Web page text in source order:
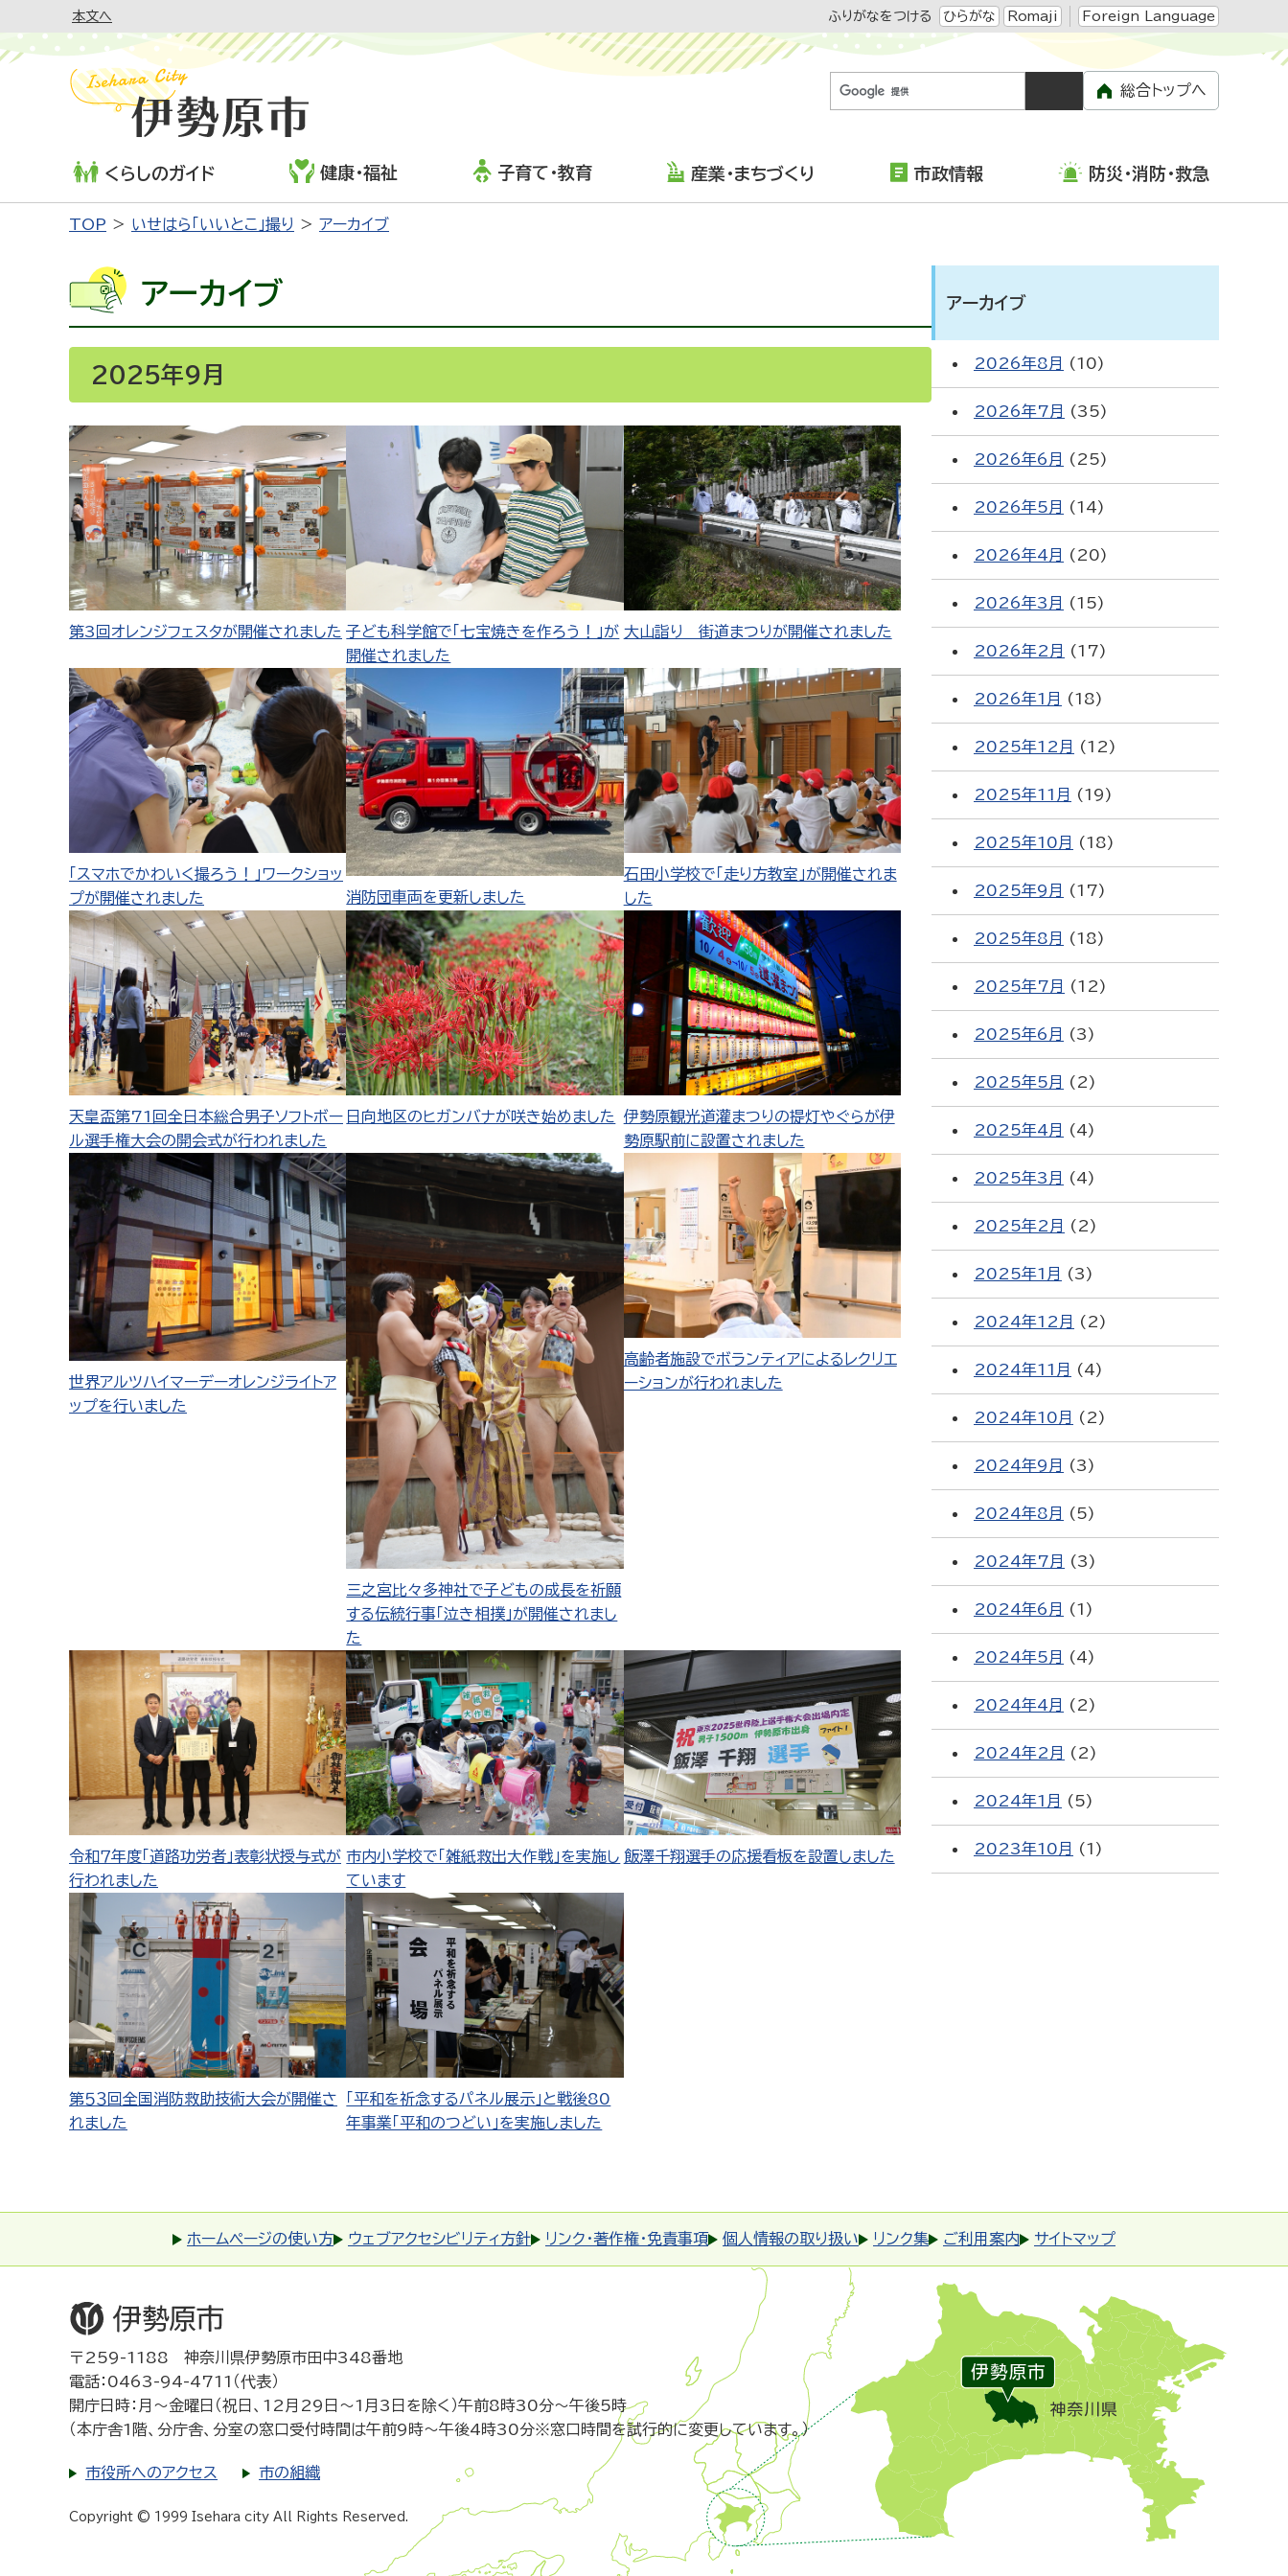
本文へ ふりがなをつける ひらがな Romaji Foreign Language
総合トップへ
くらしのガイド 健康・福祉 子育て・教育 産業・まちづくり 市政情報 防災・消防・救急
TOP いせはら「いいとこ」撮り アーカイブ
アーカイブ
2025年9月
第3回オレンジフェスタが開催されました 子ども科学館で「七宝焼きを作ろう！」が
開催されました
大山詣り 街道まつりが開催されました
「スマホでかわいく撮ろう！」ワークショッ
プが開催されました
消防団車両を更新しました
石田小学校で「走り方教室」が開催されま
した
天皇盃第71回全日本総合男子ソフトボー
ル選手権大会の開会式が行われました
日向地区のヒガンバナが咲き始めました
伊勢原観光道灌まつりの提灯やぐらが伊
勢原駅前に設置されました
世界アルツハイマーデーオレンジライトア
ップを行いました
三之宮比々多神社で子どもの成長を祈願
する伝統行事「泣き相撲」が開催されまし
た
高齢者施設でボランティアによるレクリエ
ーションが行われました
令和７年度「道路功労者」表彰状授与式が
行われました
市内小学校で「雑紙救出大作戦」を実施し
ています
飯澤千翔選手の応援看板を設置しました
第５３回全国消防救助技術大会が開催さ
れました
「平和を祈念するパネル展示」と戦後80
年事業「平和のつどい」を実施しました
アーカイブ
2026年8月 (10)
2026年7月 (35)
2026年6月 (25)
2026年5月 (14)
2026年4月 (20)
2026年3月 (15)
2026年2月 (17)
2026年1月 (18)
2025年12月 (12)
2025年11月 (19)
2025年10月 (18)
2025年9月 (17)
2025年8月 (18)
2025年7月 (12)
2025年6月 (3)
2025年5月 (2)
2025年4月 (4)
2025年3月 (4)
2025年2月 (2)
2025年1月 (3)
2024年12月 (2)
2024年11月 (4)
2024年10月 (2)
2024年9月 (3)
2024年8月 (5)
2024年7月 (3)
2024年6月 (1)
2024年5月 (4)
2024年4月 (2)
2024年2月 (2)
2024年1月 (5)
2023年10月 (1)
ホームページの使い方 ウェブアクセシビリティ方針 リンク・著作権・免責事項 個人情報の取り扱い リンク集 ご利用案内 サイトマップ
〒259-1188 神奈川県伊勢原市田中348番地
電話：0463-94-4711（代表）
開庁日時：月～金曜日（祝日、12月29日～1月3日を除く）午前8時30分～午後5時
（本庁舎1階、分庁舎、分室の窓口受付時間は午前9時～午後4時30分※窓口時間を試行的に変更しています。）
市役所へのアクセス 市の組織
Copyright © 1999 Isehara city All Rights Reserved.